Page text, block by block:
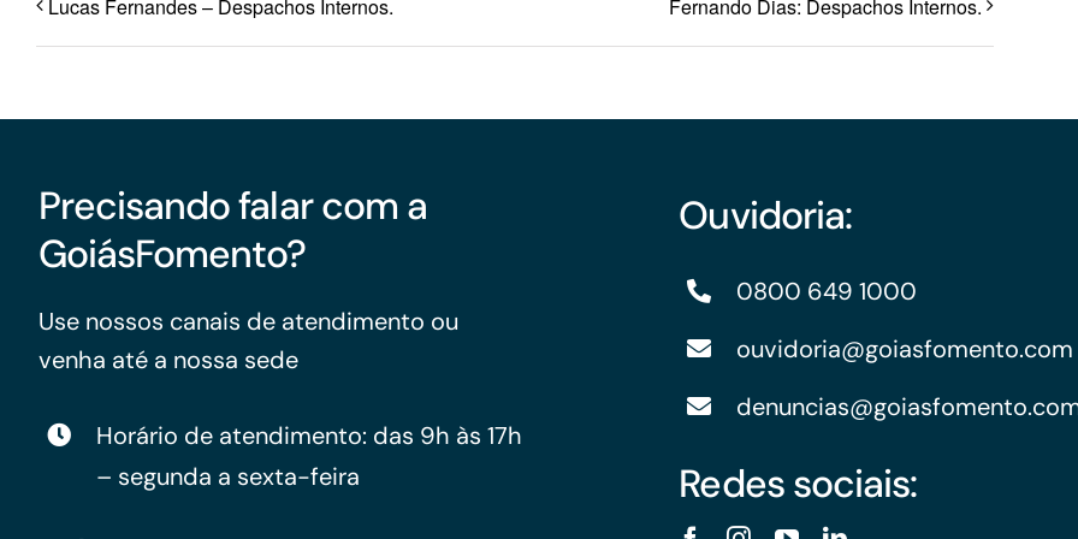
Lucas Fernandes – Despachos Internos. Fernando Dias: Despachos Internos.
Precisando falar com a
GoiásFomento?
Use nossos canais de atendimento ou
venha até a nossa sede
Horário de atendimento: das 9h às 17h
– segunda a sexta-feira
Ouvidoria:
0800 649 1000
ouvidoria@goiasfomento.com
Redes sociais: